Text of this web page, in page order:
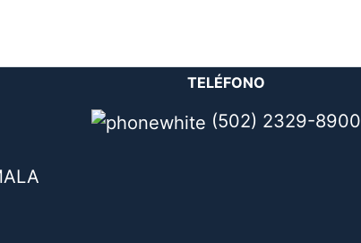
TELÉFONO
(502) 2329-8900